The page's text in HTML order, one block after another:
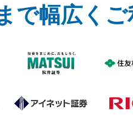
で幅広くご